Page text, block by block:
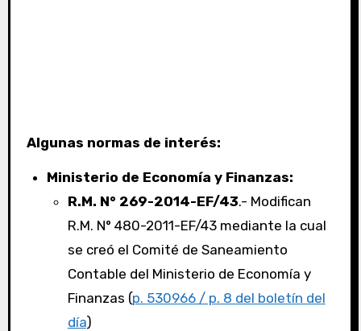
Algunas normas de interés:
Ministerio de Economía y Finanzas:
R.M. N° 269-2014-EF/43.- Modifican
R.M. N° 480-2011-EF/43 mediante la cual
se creó el Comité de Saneamiento
Contable del Ministerio de Economía y
Finanzas (p. 530966 / p. 8 del boletín del
día)